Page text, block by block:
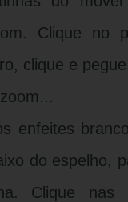
Clique no
clique e
enfeites
do espelho,
Clique nas